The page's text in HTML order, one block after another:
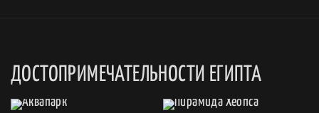
ДОСТОПРИМЕЧАТЕЛЬНОСТИ ЕГИПТА